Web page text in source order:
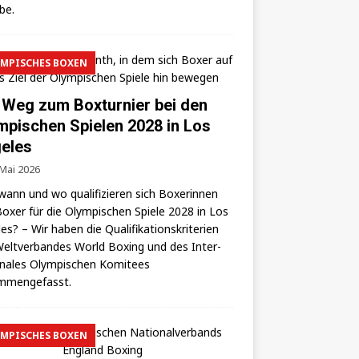
BOXEN
zum Boxturnier bei den
Spielen 2028 in Los
2026
und wo qua­li­fi­zie­ren sich Boxe­rin­nen
für die Olym­pi­schen Spie­le 2028 in Los
– Wir haben die Qua­li­fi­ka­ti­ons­kri­te­ri­en
World Boxing und des Inter­
Olym­pi­schen Komi­tees
BOXEN